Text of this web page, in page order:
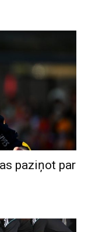
paziņot par